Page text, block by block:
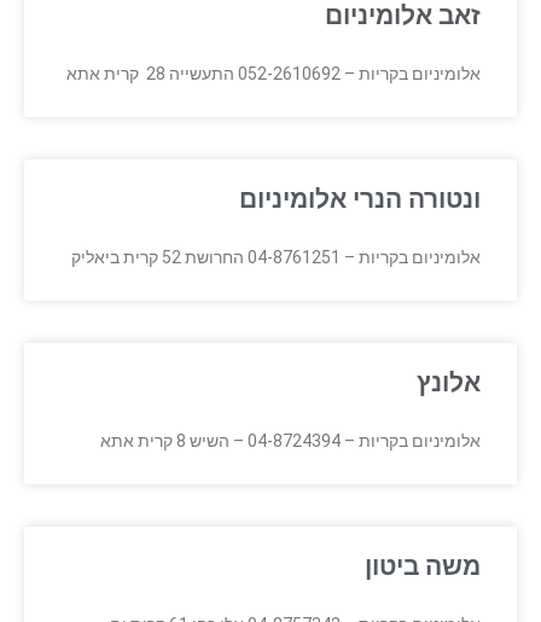
זאב אלומיניום
אלומיניום בקריות – 052-2610692 התעשייה 28 קרית אתא
ונטורה הנרי אלומיניום
אלומיניום בקריות – 04-8761251 החרושת 52 קרית ביאליק
אלונץ
אלומיניום בקריות – 04-8724394 – השיש 8 קרית אתא
משה ביטון